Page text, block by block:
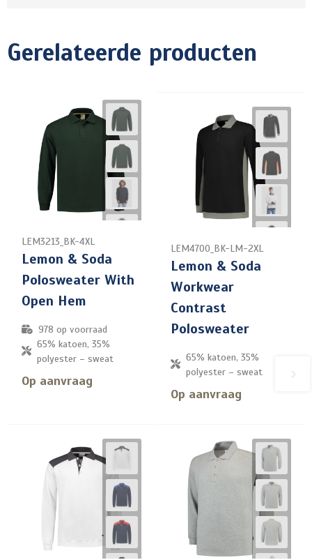
Gerelateerde producten
LEM3213_BK-4XL
Lemon & Soda
Polosweater With
Open Hem
978 op voorraad
65% katoen, 35%
polyester – sweat
Op aanvraag
LEM4700_BK-LM-2XL
Lemon & Soda
Workwear
Contrast
Polosweater
65% katoen, 35%
polyester – sweat
Op aanvraag